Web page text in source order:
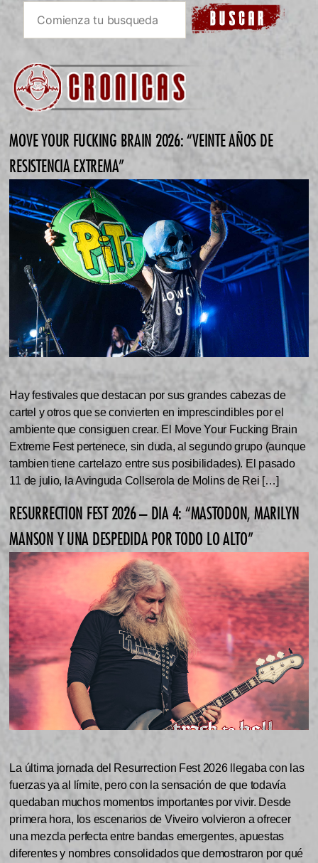
MOVE YOUR FUCKING BRAIN 2026: “VEINTE AÑOS DE
RESISTENCIA EXTREMA”
Hay festivales que destacan por sus grandes cabezas de
cartel y otros que se convierten en imprescindibles por el
ambiente que consiguen crear. El Move Your Fucking Brain
Extreme Fest pertenece, sin duda, al segundo grupo (aunque
tambien tiene cartelazo entre sus posibilidades). El pasado
11 de julio, la Avinguda Collserola de Molins de Rei […]
RESURRECTION FEST 2026 – DIA 4: “MASTODON, MARILYN
MANSON Y UNA DESPEDIDA POR TODO LO ALTO”
La última jornada del Resurrection Fest 2026 llegaba con las
fuerzas ya al límite, pero con la sensación de que todavía
quedaban muchos momentos importantes por vivir. Desde
primera hora, los escenarios de Viveiro volvieron a ofrecer
una mezcla perfecta entre bandas emergentes, apuestas
diferentes y nombres consolidados que demostraron por qué